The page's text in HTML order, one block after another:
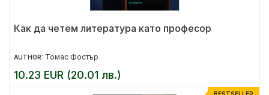
Как да четем литература като професор
AUTHOR: Томас Фостър
10.23 EUR (20.01 лв.)